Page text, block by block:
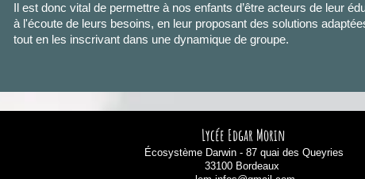
Il est donc vital de permettre à nos enfants d’être acteurs de leur
à l'écoute de leurs besoins, en leur proposant des solutions
tout en les inscrivant dans une dynamique de groupe.
Lycée Edgar Morin
Écosystème Darwin - 87 quai des Queyries
33100 Bordeaux